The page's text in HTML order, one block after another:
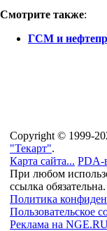
Смотрите также:
ГСМ и
Copyright © 1999-
"Текарт".
Карта сайта... PDA-
При любом
ссылка обязательна.
Политика
Пользовательское
Реклама на